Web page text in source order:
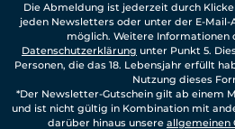
Die Abmeldung ist jederzeit durch
jeden Newsletters oder unter der E-
möglich. Weitere Informationen
Datenschutzerklärung unter Punkt 5.
Personen, die das 18. Lebensjahr erfüllt
Nutzung dieses
*Der Newsletter-Gutschein gilt ab einem
und ist nicht gültig in Kombination mit
darüber hinaus unsere allgemeinen